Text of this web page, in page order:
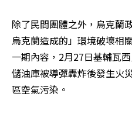
除了民間團體之外，烏克蘭
烏克蘭造成的」環境破壞相
一期內容，2月27日基輔瓦
儲油庫被導彈轟炸後發生火
區空氣污染。